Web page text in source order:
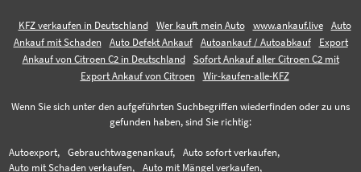
KFZ verkaufen in Deutschland Wer kauft mein Auto www.ankauf.live
Auto
Ankauf mit Schaden
Auto Defekt Ankauf Autoankauf / Autoabkauf
Export
Ankauf von Citroen C2 in Deutschland
Sofort Ankauf aller Citroen C2 mit
Export Ankauf von Citroen
Wir-kaufen-alle-KFZ
Wenn Sie sich unter den aufgeführten Suchbegriffen wiederfinden oder zu uns
gefunden haben, sind Sie richtig:
Autoexport, Gebrauchtwagenankauf,
Auto sofort verkaufen,
Auto mit Schaden verkaufen,
Auto mit Mängel verkaufen,